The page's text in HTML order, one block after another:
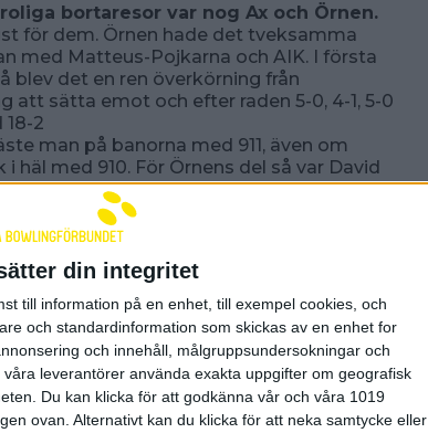
din integritet
till information på en enhet, till exempel cookies, och
och standardinformation som skickas av en enhet for
och innehåll, målgruppsundersokningar och
leverantörer använda exakta uppgifter om geografisk
Du kan klicka för att godkänna vår och våra 1019
ovan. Alternativt kan du klicka för att neka samtycke eller
bortaresor var nog Ax och Örnen.
för dem. Örnen hade det tveksamma
med Matteus-Pojkarna och AIK. I första
blev det en ren överkörning från
att sätta emot och efter raden 5-0, 4-1, 5-0
2
man på banorna med 911, även om
häl med 910. För Örnens del så var David
del, men inte mycket. Även här satte
dörren helt i sista serien med 5-0. Sista
Örnen kunde ta tillvara på för att puts
AIK. I och med detta så fortsätter M-P
kanonen och slog fina 987. Alvin
962. Bäst i Örnen den här gången var